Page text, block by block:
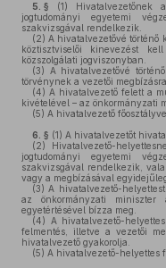
5. § (1)
jogtudományi egyetemi
szakvizsgával rendelkezik.
(2) A hivatalvezetővé történő
köztisztviselői kinevezést
közszolgálati jogviszonyban.
(3) A hivatalvezetővé
törvénynek a vezetői
(4) A hivatalvezető felett a
kivételével – az önkormányzati
(5) A hivatalvezető
6. § (1) A hivatalvezetőt
(2) Hivatalvezető-
jogtudományi egyetemi
szakvizsgával rendelkezik,
vagy a megbízásával
(3) A hivatalvezető-
az önkormányzati miniszter
egyetértésével bízza meg.
(4) A hivatalvezető-
felmentés, illetve a vezetői
hivatalvezető gyakorolja.
(5) A hivatalvezető-helyettes